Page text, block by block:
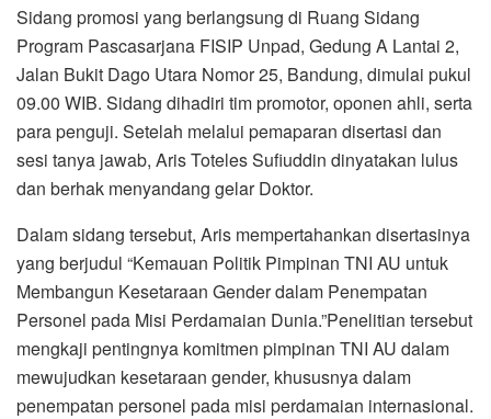
Sidang promosi yang berlangsung di Ruang Sidang
Program Pascasarjana FISIP Unpad, Gedung A Lantai 2,
Jalan Bukit Dago Utara Nomor 25, Bandung, dimulai pukul
09.00 WIB. Sidang dihadiri tim promotor, oponen ahli, serta
para penguji. Setelah melalui pemaparan disertasi dan
sesi tanya jawab, Aris Toteles Sufiuddin dinyatakan lulus
dan berhak menyandang gelar Doktor.
Dalam sidang tersebut, Aris mempertahankan disertasinya
yang berjudul “Kemauan Politik Pimpinan TNI AU untuk
Membangun Kesetaraan Gender dalam Penempatan
Personel pada Misi Perdamaian Dunia.”Penelitian tersebut
mengkaji pentingnya komitmen pimpinan TNI AU dalam
mewujudkan kesetaraan gender, khususnya dalam
penempatan personel pada misi perdamaian internasional.